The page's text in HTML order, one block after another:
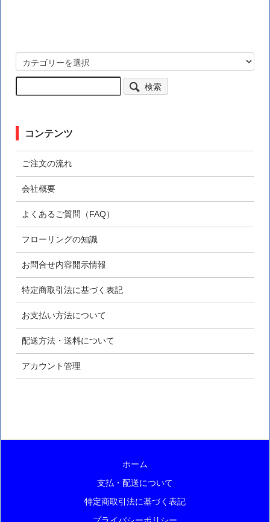
検索
コンテンツ
ご注文の流れ
会社概要
よくあるご質問（FAQ）
フローリングの知識
お問合せ内容開示情報
特定商取引法に基づく表記
お支払い方法について
配送方法・送料について
アカウント管理
ホーム
支払・配送について
特定商取引法に基づく表記
プライバシーポリシー